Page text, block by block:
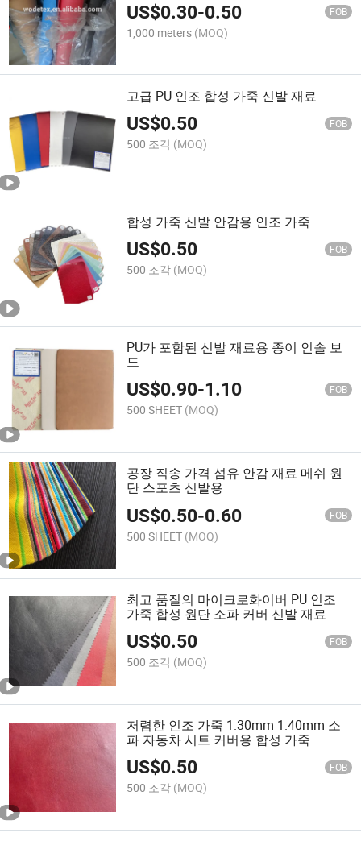
US$0.30-0.50 FOB
1,000 meters (MOQ)
고급 PU 인조 합성 가죽 신발 재료
US$0.50 FOB
500 조각 (MOQ)
합성 가죽 신발 안감용 인조 가죽
US$0.50 FOB
500 조각 (MOQ)
PU가 포함된 신발 재료용 종이 인솔 보
드
US$0.90-1.10 FOB
500 SHEET (MOQ)
공장 직송 가격 섬유 안감 재료 메쉬 원
단 스포츠 신발용
US$0.50-0.60 FOB
500 SHEET (MOQ)
최고 품질의 마이크로화이버 PU 인조
가죽 합성 원단 소파 커버 신발 재료
US$0.50 FOB
500 조각 (MOQ)
저렴한 인조 가죽 1.30mm 1.40mm 소
파 자동차 시트 커버용 합성 가죽
US$0.50 FOB
500 조각 (MOQ)